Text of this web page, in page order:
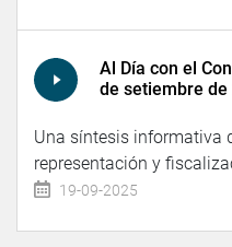
Al Día con el
de setiembre de
Una síntesis informativa
representación y
19-09-2025